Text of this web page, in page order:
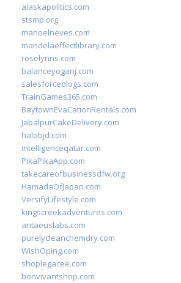
alaskapolitics.com
stsmp.org
manoelneves.com
mandelaeffectlibrary.com
roselynns.com
balanceyoganj.com
salesforceblogs.com
TrainGames365.com
BaytownEvaCationRentals.com
JabalpurCakeDelivery.com
halobjd.com
intelligenceqatar.com
PikaPikaApp.com
takecareofbusinessdfw.org
HamadaOfJapan.com
VersifyLifestyle.com
kingscreekadventures.com
antaeuslabs.com
purelycleanchemdry.com
WishOping.com
shoplegacee.com
bonvivantshop.com